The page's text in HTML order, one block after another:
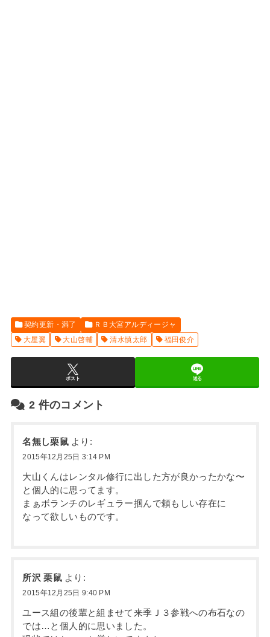
契約更新・満了
ＲＢ大宮アルディージャ
大屋翼
大山啓輔 清水慎太郎 福田俊介
ポスト 送る
2 件のコメント
名無し栗鼠 より:
2015年12月25日 3:14 PM
大山くんはレンタル修行に出した方が良かったかな〜
と個人的に思ってます。
まぁボランチのレギュラー掴んで頼もしい存在に
なって欲しいものです。
所沢 栗鼠 より:
2015年12月25日 9:40 PM
ユース組の後輩と組ませて来季Ｊ３参戦への布石なの
では…と個人的に思いました。